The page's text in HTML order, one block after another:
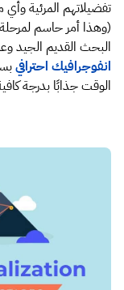
تفضيلاتهم المرئية
(وهذا أمر حاسم
البحث القديم الجيد
انفوجرافيك احترافي
الوقت جذابًا بدرجة